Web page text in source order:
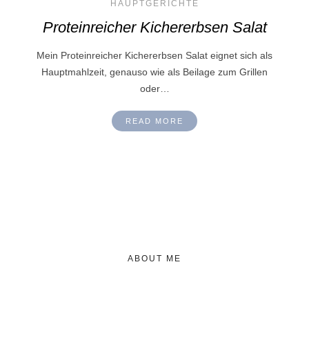
HAUPTGERICHTE
Proteinreicher Kichererbsen Salat
Mein Proteinreicher Kichererbsen Salat eignet sich als
Hauptmahlzeit, genauso wie als Beilage zum Grillen
oder…
READ MORE
ABOUT ME